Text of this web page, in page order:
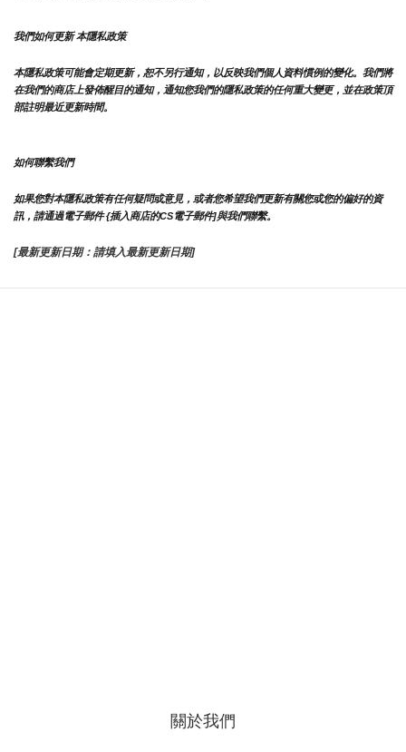
我們如何更新 本隱私政策
本隱私政策可能會定期更新，恕不另行通知，以反映我們個人資料慣例的變化。我們將
在我們的商店上發佈醒目的通知，通知您我們的隱私政策的任何重大變更，並在政策頂
部註明最近更新時間。
如何聯繫我們
如果您對本隱私政策有任何疑問或意見，或者您希望我們更新有關您或您的偏好的資
訊，請通過電子郵件 {插入商店的CS電子郵件]與我們聯繫。
[最新更新日期：請填入最新更新日期]
關於我們